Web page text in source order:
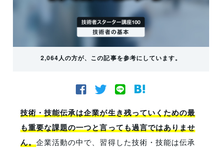
2,064人の方が、この記事を参考にしています。
技術・技能伝承は企業が生き残っていくための最
も重要な課題の一つと言っても過言ではありませ
ん。企業活動の中で、習得した技術・技能は伝承